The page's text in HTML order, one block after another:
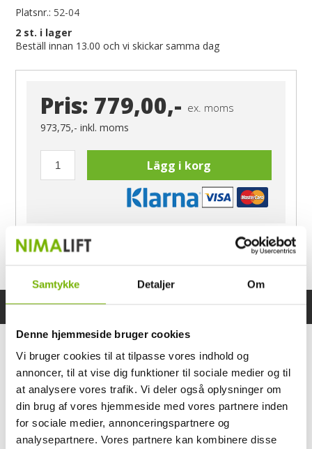
Samtykke Detaljer Om
Denne hjemmeside bruger cookies
Vi bruger cookies til at tilpasse vores indhold og
annoncer, til at vise dig funktioner til sociale medier og til
at analysere vores trafik. Vi deler også oplysninger om
din brug af vores hjemmeside med vores partnere inden
for sociale medier, annonceringspartnere og
analysepartnere. Vores partnere kan kombinere disse
Platsnr.: 52-04
2 st. i lager
Beställ innan 13.00 och vi skickar samma dag
Pris: 779,00,- ex. moms
973,75,-inkl. moms
Lägg i korg